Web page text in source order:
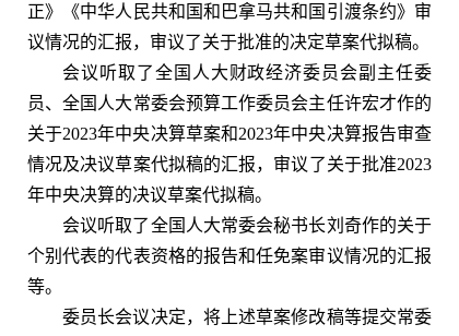
正》《中华人民共和国和巴拿马共和国引渡条约》审
议情况的汇报，审议了关于批准的决定草案代拟稿。
会议听取了全国人大财政经济委员会副主任委
员、全国人大常委会预算工作委员会主任许宏才作的
关于2023年中央决算草案和2023年中央决算报告审查
情况及决议草案代拟稿的汇报，审议了关于批准2023
年中央决算的决议草案代拟稿。
会议听取了全国人大常委会秘书长刘奇作的关于
个别代表的代表资格的报告和任免案审议情况的汇报
等。
委员长会议决定，将上述草案修改稿等提交常委